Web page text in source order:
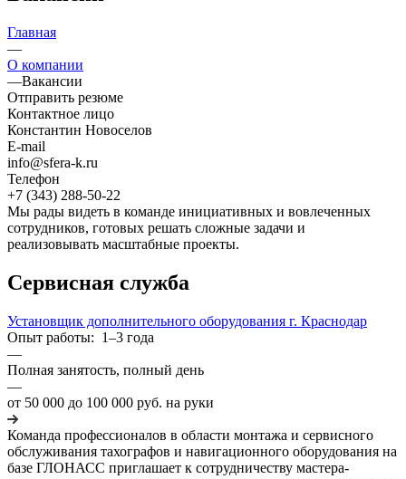
Главная
—
О компании
—Вакансии
Отправить резюме
Контактное лицо
Константин Новоселов
E-mail
info@sfera-k.ru
Телефон
+7 (343) 288-50-22
Мы рады видеть в команде инициативных и вовлеченных
сотрудников, готовых решать сложные задачи и
реализовывать масштабные проекты.
Сервисная служба
Установщик дополнительного оборудования г. Краснодар
Опыт работы: 1–3 года
—
Полная занятость, полный день
—
от 50 000 до 100 000 руб. на руки
Команда профессионалов в области монтажа и сервисного
обслуживания тахографов и навигационного оборудования на
базе ГЛОНАСС приглашает к сотрудничеству мастера-